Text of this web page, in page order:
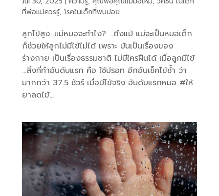
ที่พ่อแม่ควรรู้, โรคในเด็กที่พบบ่อย
ลูกไข้สูง…แม่หมอจะทำไง? …ถึงแม้ แม่จะเป็นหมอเด็ก
ก็ช่วยให้ลูกไม่มีไข้ไม่ได้ เพราะ มันเป็นเรื่องของ
ร่างกาย เป็นเรื่องธรรมชาติ ไม่มีใครฝืนได้ เมื่อลูกมีไข้
…สิ่งที่ทำอันดับแรก คือ ใช้ปรอท อีกอันเช็คไข้ซ้ำ ว่า
มากกว่า 37.5 ชัวร์ เมื่อมีไข้จริง อันดับแรกหมอ #ให้
ยาลดไข้...